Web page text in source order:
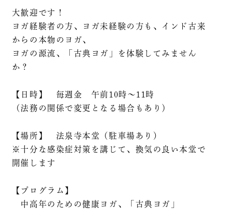
大歓迎です！
ヨガ経験者の方、ヨガ未経験の方も、インド古来
からの本物のヨガ、
ヨガの源流、「古典ヨガ」を体験してみません
か？
【日時】 毎週金 午前10時～11時
（法務の関係で変更となる場合もあり）
【場所】 法泉寺本堂（駐車場あり）
※十分な感染症対策を講じて、換気の良い本堂で
開催します
【プログラム】
中高年のための健康ヨガ、「古典ヨガ」